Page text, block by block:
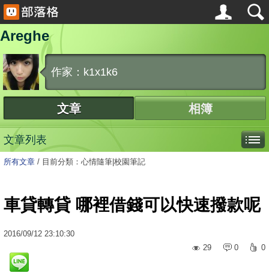
Areghe
作家：k1x1k6
文章 相簿
文章列表
所有文章 / 目前分類：心情隨筆|校園筆記
車貸轉貸 哪裡借錢可以快速撥款呢
2016/09/12 23:10:30
29
0 0